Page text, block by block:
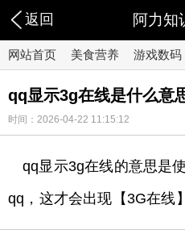
返回 阿力知
网站首页 美食营养 游戏数码
qq显示3g在线是什么意
时间：2026-04-22 11:15:12
qq显示3g在线的意思是
qq，这才会出现【3G在线